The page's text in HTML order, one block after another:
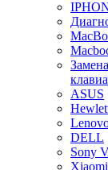
ASUS
DELL
Sony
Xiaomi